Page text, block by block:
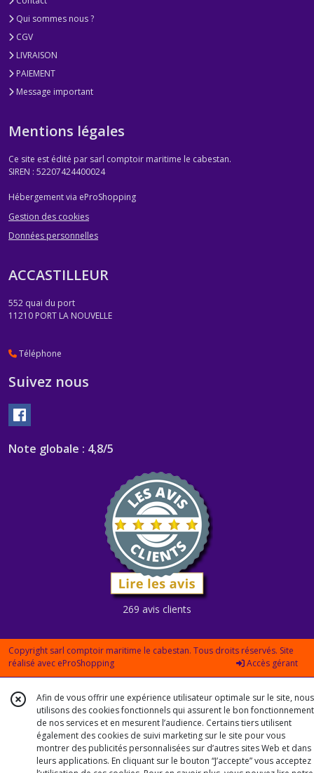
Qui sommes nous ?
CGV
LIVRAISON
PAIEMENT
Message important
Mentions légales
Ce site est édité par sarl comptoir maritime le cabestan.
SIREN : 52207424400024
Hébergement via eProShopping
Gestion des cookies
Données personnelles
ACCASTILLEUR
552 quai du port
11210 PORT LA NOUVELLE
Téléphone
Suivez nous
Note globale : 4,8/5
269 avis clients
Copyright sarl comptoir maritime le cabestan. Tous droits réservés. Site
réalisé avec eProShopping Accès gérant
Afin de vous offrir une expérience utilisateur optimale sur le site, nous
utilisons des cookies fonctionnels qui assurent le bon fonctionnement
de nos services et en mesurent l’audience. Certains tiers utilisent
également des cookies de suivi marketing sur le site pour vous
montrer des publicités personnalisées sur d’autres sites Web et dans
leurs applications. En cliquant sur le bouton “J’accepte” vous acceptez